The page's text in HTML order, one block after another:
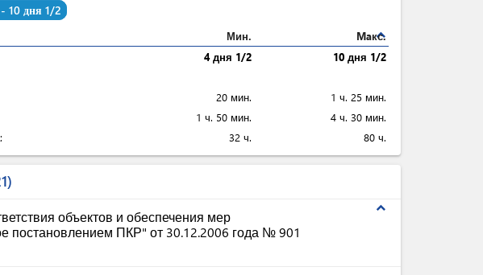
10 дня 1/2
expand_less
Мин.
Maкс.
4 дня 1/2
10 дня 1/2
20 мин.
1 ч. 25 мин.
1 ч. 50 мин.
4 ч. 30 мин.
32 ч. 80 ч.
expand_less
объектов и обеспечения мер
постановлением ПКР" от 30.12.2006 года № 901